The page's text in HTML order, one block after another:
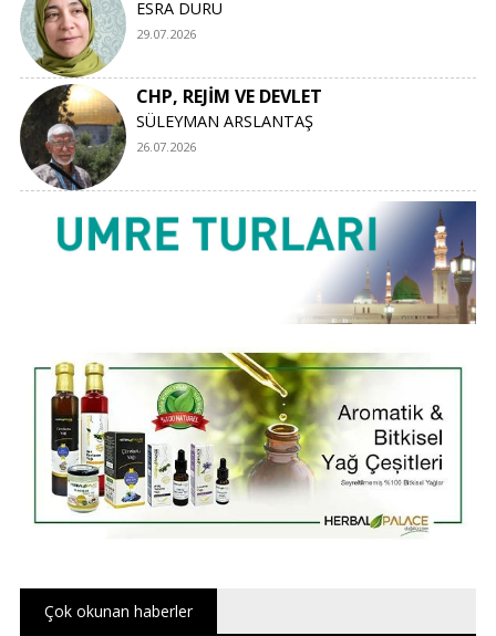
ESRA DURU
29.07.2026
CHP, REJİM VE DEVLET
SÜLEYMAN ARSLANTAŞ
26.07.2026
Çok okunan haberler